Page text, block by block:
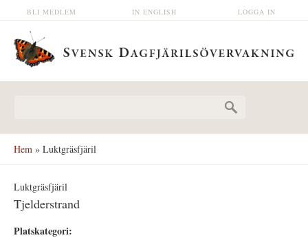
Hoppa till huvudinnehåll LOGGA IN
IN ENGLISH
BLI MEDLEM
Hem » Luktgräsfjäril
Luktgräsfjäril
Tjelderstrand
Platskategori: